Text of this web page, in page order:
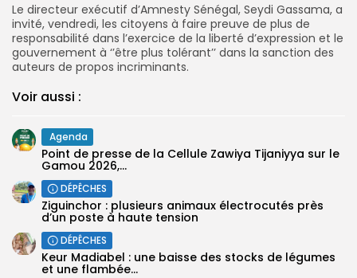
Le directeur exécutif d’Amnesty Sénégal, Seydi Gassama, a
invité, vendredi, les citoyens à faire preuve de plus de
responsabilité dans l’exercice de la liberté d’expression et le
gouvernement à ‘’être plus tolérant’’ dans la sanction des
auteurs de propos incriminants.
Voir aussi :
Agenda
Point de presse de la Cellule Zawiya Tijaniyya sur le
Gamou 2026,...
DÉPÊCHES
Ziguinchor : plusieurs animaux électrocutés près
d’un poste à haute tension
DÉPÊCHES
Keur Madiabel : une baisse des stocks de légumes
et une flambée...